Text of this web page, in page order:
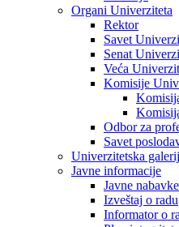
Organi Univerziteta
Rektor
Savet
Senat
Veća
Komisije
Odbor za
Savet
Univerzitetska
Javne informacije
Javne nabavke
Izveštaj o radu
Informator o